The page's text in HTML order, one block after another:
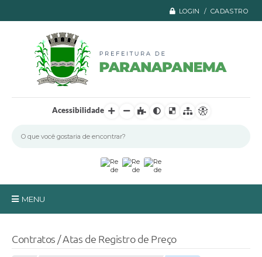
LOGIN / CADASTRO
Acessibilidade
MENU
Contratos / Atas de Registro de Preço